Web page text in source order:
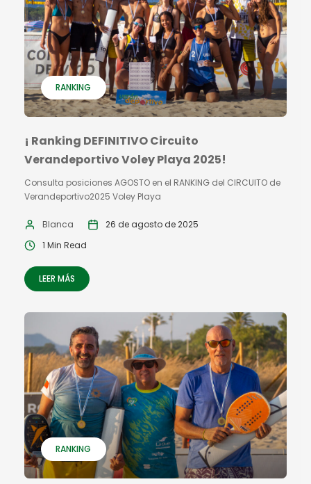
RANKING
¡ Ranking DEFINITIVO Circuito
Verandeportivo Voley Playa 2025!
Consulta posiciones AGOSTO en el RANKING del CIRCUITO de
Verandeportivo2025 Voley Playa
Blanca
26 de agosto de 2025
1 Min Read
LEER MÁS
RANKING